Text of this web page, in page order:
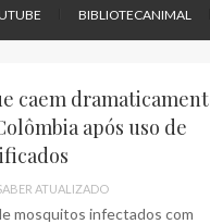
BIBLIOTECANIMAL
caem
após uso de
ATUALIZADO
mosquitos infectados com